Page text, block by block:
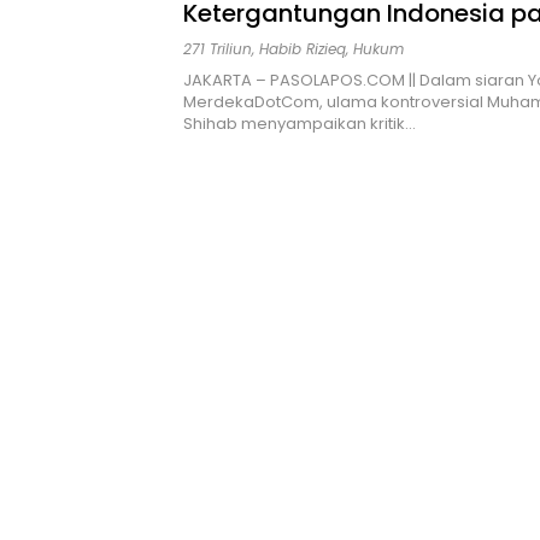
Ketergantungan Indonesia
Kritik Tajam Pengelolaan SDA
Korupsi
271 Triliun, Habib Rizieq, Hukum
JAKARTA – PASOLAPOS.COM || Dalam siaran
MerdekaDotCom, ulama kontroversial
Shihab menyampaikan kritik…